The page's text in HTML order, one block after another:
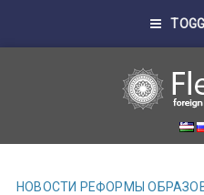
НОВОСТИ РЕФОРМЫ